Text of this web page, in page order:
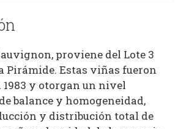
proviene del Lote 3
Pirámide. Estas viñas fueron
1983 y otorgan un nivel
balance y homogeneidad,
y distribución total de